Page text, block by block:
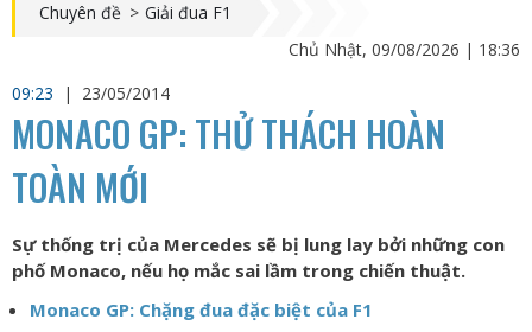
Chuyên đề > Giải đua F1
Chủ Nhật, 09/08/2026 | 18:36
09:23
| 23/05/2014
MONACO GP: THỬ THÁCH HOÀN
TOÀN MỚI
Sự thống trị của Mercedes sẽ bị lung lay bởi những con
phố Monaco, nếu họ mắc sai lầm trong chiến thuật.
Monaco GP: Chặng đua đặc biệt của F1